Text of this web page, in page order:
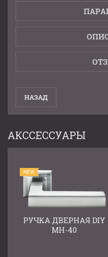
НАЗАД
АКССЕССУАРЫ
NEW
РУЧКА ДВЕРНАЯ DIY
MH-40